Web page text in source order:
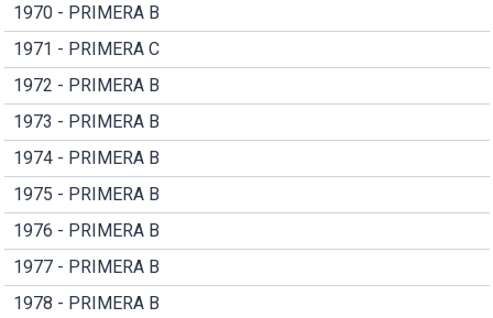
1970 - PRIMERA B
1971 - PRIMERA C
1972 - PRIMERA B
1973 - PRIMERA B
1974 - PRIMERA B
1975 - PRIMERA B
1976 - PRIMERA B
1977 - PRIMERA B
1978 - PRIMERA B